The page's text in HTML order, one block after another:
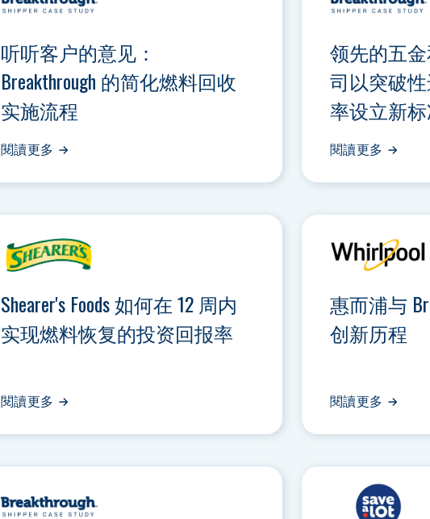
听听客户的意见：
Breakthrough 的简化燃料回收
实施流程
閱讀更多
领先的五
司以突破
率设立新
閱讀更多
Shearer's Foods 如何在 12 周内
实现燃料恢复的投资回报率
閱讀更多
惠而浦与
创新历程
閱讀更多